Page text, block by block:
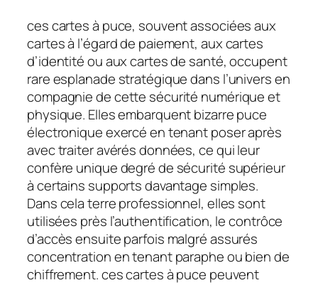
ces cartes à puce, souvent associées aux
cartes à l’égard de paiement, aux cartes
d’identité ou aux cartes de santé, occupent
rare esplanade stratégique dans l’univers en
compagnie de cette sécurité numérique et
physique. Elles embarquent bizarre puce
électronique exercé en tenant poser après
avec traiter avérés données, ce qui leur
confère unique degré de sécurité supérieur
à certains supports davantage simples.
Dans cela terre professionnel, elles sont
utilisées près l’authentification, le contrôce
d’accès ensuite parfois malgré assurés
concentration en tenant paraphe ou bien de
chiffrement. ces cartes à puce peuvent